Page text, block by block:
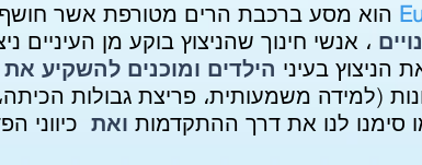
הוא מסע ברכבת הרים מטורפת אשר חושף
، אנשי חינוך שהניצוץ בוקע מן העיניים
הניצוץ בעיני הילדים ומוכנים להשקיע
סימנו לנו את דרך ההתקדמות ואת כיווני